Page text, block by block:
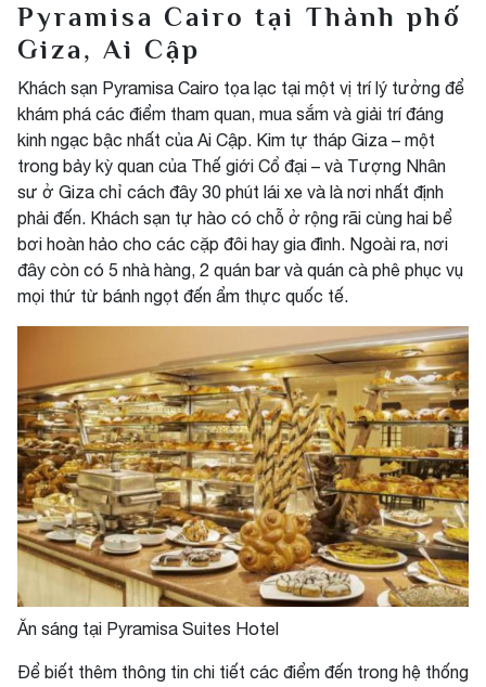
Pyramisa Cairo tại Thành phố
Giza, Ai Cập
Khách sạn Pyramisa Cairo tọa lạc tại một vị trí lý tưởng để
khám phá các điểm tham quan, mua sắm và giải trí đáng
kinh ngạc bậc nhất của Ai Cập. Kim tự tháp Giza – một
trong bảy kỳ quan của Thế giới Cổ đại – và Tượng Nhân
sư ở Giza chỉ cách đây 30 phút lái xe và là nơi nhất định
phải đến. Khách sạn tự hào có chỗ ở rộng rãi cùng hai bể
bơi hoàn hảo cho các cặp đôi hay gia đình. Ngoài ra, nơi
đây còn có 5 nhà hàng, 2 quán bar và quán cà phê phục vụ
mọi thứ từ bánh ngọt đến ẩm thực quốc tế.
Ăn sáng tại Pyramisa Suites Hotel
Để biết thêm thông tin chi tiết các điểm đến trong hệ thống